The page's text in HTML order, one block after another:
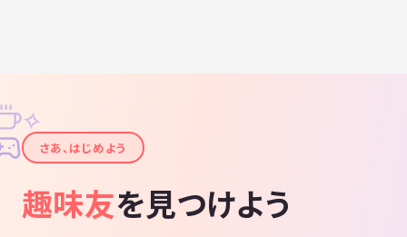
✦
✧
さあ、はじめよう
趣味友を見つけよう